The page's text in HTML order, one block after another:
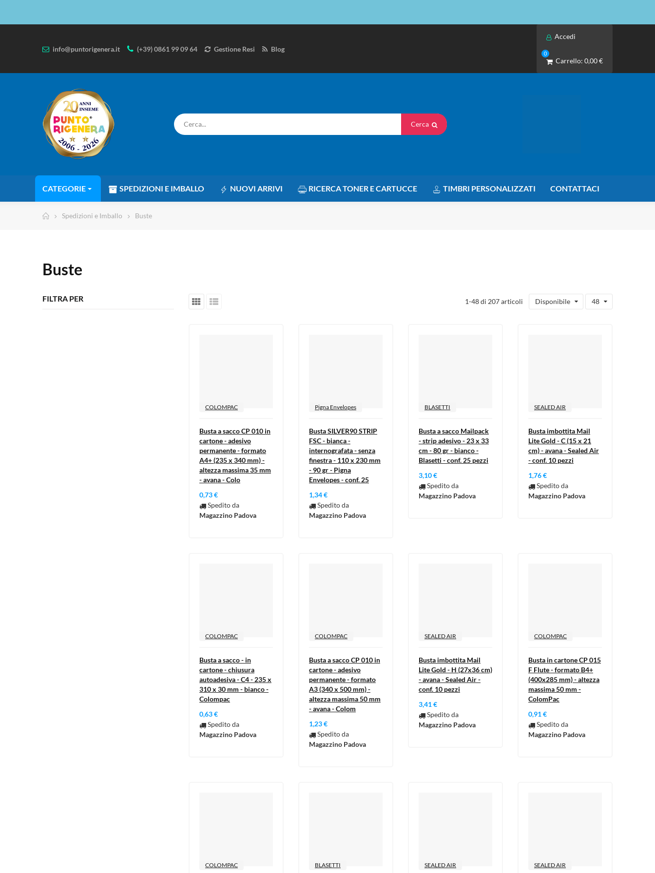
info@puntorigenera.it (+39) 0861 99 09 64 Gestione Resi Blog
Accedi
0
Carrello: 0,00 €
Cerca
CATEGORIE SPEDIZIONI E IMBALLO NUOVI ARRIVI RICERCA TONER E CARTUCCE TIMBRI PERSONALIZZATI CONTATTACI
Spedizioni e Imballo Buste
Buste
Disponibile 48
1-48 di 207 articoli
COLOMPAC
Busta a sacco CP 010 in
cartone - adesivo
permanente - formato
A4+ (235 x 340 mm) -
altezza massima 35 mm
- avana - Colo
0,73 €
Spedito da
Magazzino Padova
Pigna Envelopes
Busta SILVER90 STRIP
FSC - bianca -
internografata - senza
finestra - 110 x 230 mm
- 90 gr - Pigna
Envelopes - conf. 25
1,34 €
Spedito da
Magazzino Padova
BLASETTI
Busta a sacco Mailpack
- strip adesivo - 23 x 33
cm - 80 gr - bianco -
Blasetti - conf. 25 pezzi
3,10 €
Spedito da
Magazzino Padova
SEALED AIR
Busta imbottita Mail
Lite Gold - C (15 x 21
cm) - avana - Sealed Air
- conf. 10 pezzi
1,76 €
Spedito da
Magazzino Padova
COLOMPAC
Busta a sacco - in
cartone - chiusura
autoadesiva - C4 - 235 x
310 x 30 mm - bianco -
Colompac
0,63 €
Spedito da
Magazzino Padova
COLOMPAC
Busta a sacco CP 010 in
cartone - adesivo
permanente - formato
A3 (340 x 500 mm) -
altezza massima 50 mm
- avana - Colom
1,23 €
Spedito da
Magazzino Padova
SEALED AIR
Busta imbottita Mail
Lite Gold - H (27x36 cm)
- avana - Sealed Air -
conf. 10 pezzi
3,41 €
Spedito da
Magazzino Padova
COLOMPAC
Busta in cartone CP 015
F Flute - formato B4+
(400x285 mm) - altezza
massima 50 mm -
ColomPac
0,91 €
Spedito da
Magazzino Padova
COLOMPAC BLASETTI SEALED AIR SEALED AIR
FILTRA PER